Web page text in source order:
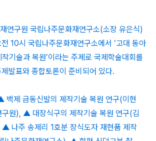
연구원 국립나주문화재연구소(소장 유은식)
전 10시 국립나주문화재연구소에서 ‘고대 동아
기술과 복원’이라는 주제로 국제학술대회를
발표와 종합토론이 준비되어 있다.
백제 금동신발의 제작기술 복원 연구(이현
구원), ▲ 대장식구의 제작기술 복원 연구(김
나주 송제리 1호분 장식도자 재현품 제작